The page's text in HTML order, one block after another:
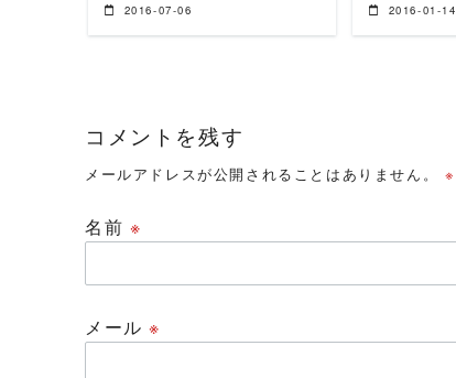
2016-07-06 2016-01-14
コメントを残す
メールアドレスが公開されることはありません。 ※
名前 ※
メール※